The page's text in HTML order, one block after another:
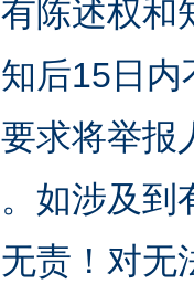
陈述权
后15日
求将举
如涉及
责！对